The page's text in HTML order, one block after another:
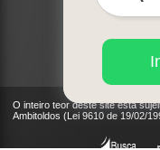
O inteiro teor deste site está
Ambitoldos (Lei 9610 de 19/02/